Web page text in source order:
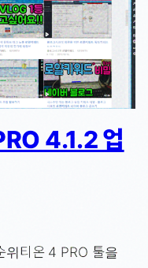
4.1.2 업
위티온 4 PRO 툴을